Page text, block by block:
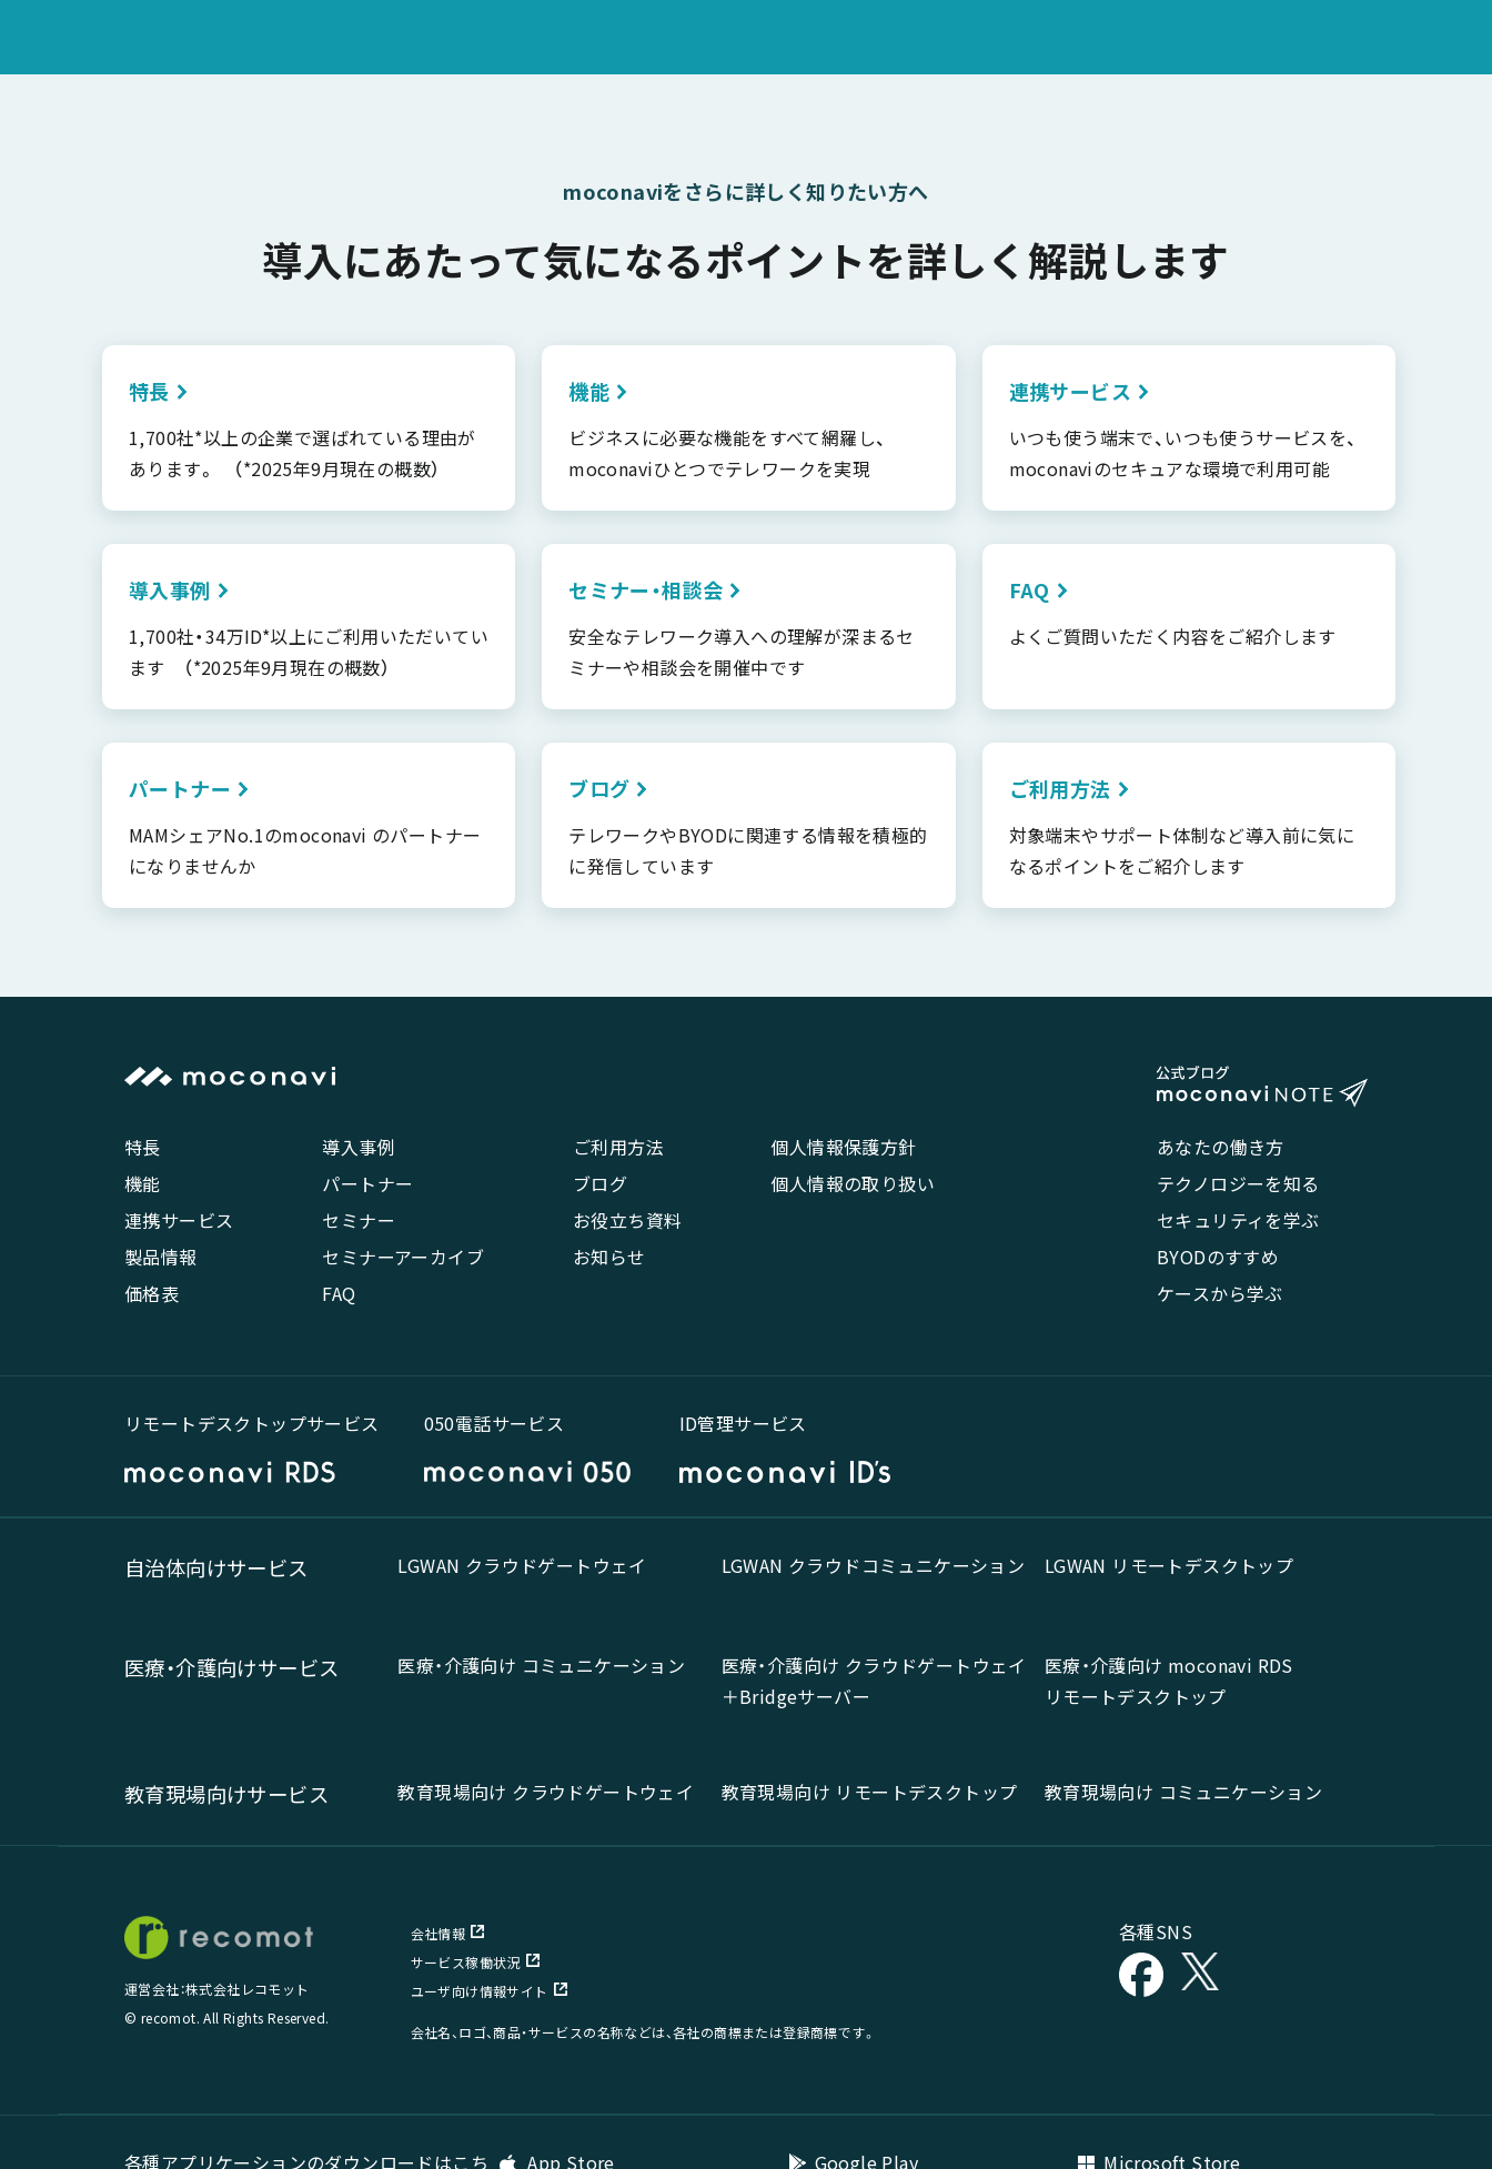
moconaviをさらに詳しく知りたい方へ
導入にあたって気になるポイントを詳しく解説します
特長
1,700社*以上の企業で選ばれている理由が
あります。 （*2025年9月現在の概数）
機能
ビジネスに必要な機能をすべて網羅し、
moconaviひとつでテレワークを実現
連携サービス
いつも使う端末で、いつも使うサービスを、
moconaviのセキュアな環境で利用可能
導入事例
1,700社・34万ID*以上にご利用いただいてい
ます （*2025年9月現在の概数）
セミナー・相談会
安全なテレワーク導入への理解が深まるセ
ミナーや相談会を開催中です
FAQ
よくご質問いただく内容をご紹介します
パートナー
MAMシェアNo.1のmoconavi のパートナー
になりませんか
ブログ
テレワークやBYODに関連する情報を積極的
に発信しています
ご利用方法
対象端末やサポート体制など導入前に気に
なるポイントをご紹介します
特長
機能
連携サービス
製品情報
価格表
導入事例
パートナー
セミナー
セミナーアーカイブ
FAQ
ご利用方法
ブログ
お役立ち資料
お知らせ
個人情報保護方針
個人情報の取り扱い
あなたの働き方
テクノロジーを知る
セキュリティを学ぶ
BYODのすすめ
ケースから学ぶ
リモートデスクトップサービス 050電話サービス ID管理サービス
自治体向けサービス LGWAN クラウドゲートウェイ LGWAN クラウドコミュニケーション LGWAN リモートデスクトップ
医療・介護向けサービス 医療・介護向け コミュニケーション
医療・介護向け クラウドゲートウェイ
＋Bridgeサーバー
医療・介護向け moconavi RDS
リモートデスクトップ
教育現場向けサービス 教育現場向け クラウドゲートウェイ 教育現場向け リモートデスクトップ 教育現場向け コミュニケーション
運営会社：株式会社レコモット
© recomot. All Rights Reserved.
会社情報
サービス稼働状況
ユーザ向け情報サイト
会社名、ロゴ、商品・サービスの名称などは、各社の商標または登録商標です。
各種SNS
各種アプリケーションのダウンロードはこち App Store Google Play Microsoft Store